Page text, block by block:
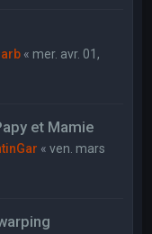
« mer. avr. 01,
et Mamie
«ven. mars